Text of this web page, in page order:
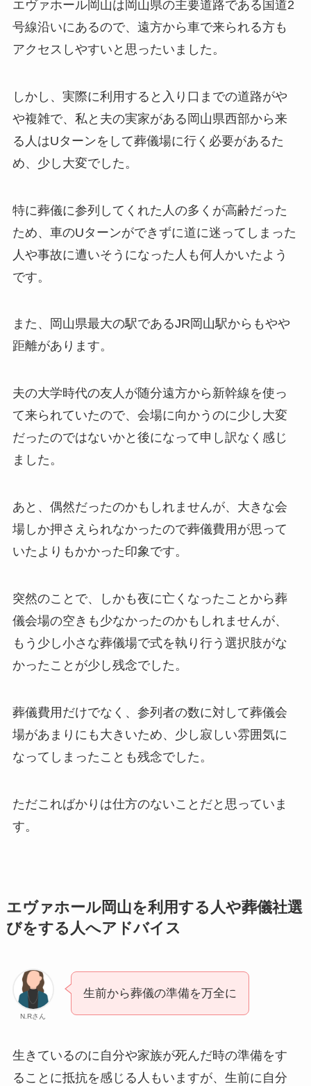
エヴァホール岡山は岡山県の主要道路である国道2
号線沿いにあるので、遠方から車で来られる方も
アクセスしやすいと思ったいました。
しかし、実際に利用すると入り口までの道路がや
や複雑で、私と夫の実家がある岡山県西部から来
る人はUターンをして葬儀場に行く必要があるた
め、少し大変でした。
特に葬儀に参列してくれた人の多くが高齢だった
ため、車のUターンができずに道に迷ってしまった
人や事故に遭いそうになった人も何人かいたよう
です。
また、岡山県最大の駅であるJR岡山駅からもやや
距離があります。
夫の大学時代の友人が随分遠方から新幹線を使っ
て来られていたので、会場に向かうのに少し大変
だったのではないかと後になって申し訳なく感じ
ました。
あと、偶然だったのかもしれませんが、大きな会
場しか押さえられなかったので葬儀費用が思って
いたよりもかかった印象です。
突然のことで、しかも夜に亡くなったことから葬
儀会場の空きも少なかったのかもしれませんが、
もう少し小さな葬儀場で式を執り行う選択肢がな
かったことが少し残念でした。
葬儀費用だけでなく、参列者の数に対して葬儀会
場があまりにも大きいため、少し寂しい雰囲気に
なってしまったことも残念でした。
ただこればかりは仕方のないことだと思っていま
す。
エヴァホール岡山を利用する人や葬儀社選
びをする人へアドバイス
N.Rさん
生前から葬儀の準備を万全に
生きているのに自分や家族が死んだ時の準備をす
ることに抵抗を感じる人もいますが、生前に自分